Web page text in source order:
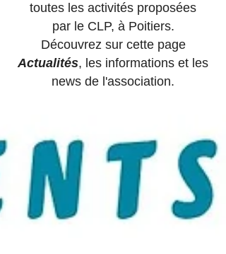
toutes les activités proposées
par le CLP, à Poitiers.
Découvrez sur cette page
Actualités, les informations et les
news de l'association.